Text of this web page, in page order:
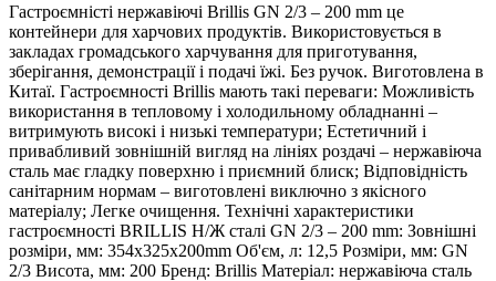
Гастроємністі нержавіючі Brillis GN 2/3 – 200 mm це
контейнери для харчових продуктів. Використовується в
закладах громадського харчування для приготування,
зберігання, демонстрації і подачі їжі. Без ручок. Виготовлена в
Китаї. Гастроємності Brillis мають такі переваги: Можливість
використання в тепловому і холодильному обладнанні –
витримують високі і низькі температури; Естетичний і
привабливий зовнішній вигляд на лініях роздачі – нержавіюча
сталь має гладку поверхню і приємний блиск; Відповідність
санітарним нормам – виготовлені виключно з якісного
матеріалу; Легке очищення. Технічні характеристики
гастроємності BRILLIS Н/Ж сталі GN 2/3 – 200 mm: Зовнішні
розміри, мм: 354х325х200mm Об'єм, л: 12,5 Розміри, мм: GN
2/3 Висота, мм: 200 Бренд: Brillis Матеріал: нержавіюча сталь